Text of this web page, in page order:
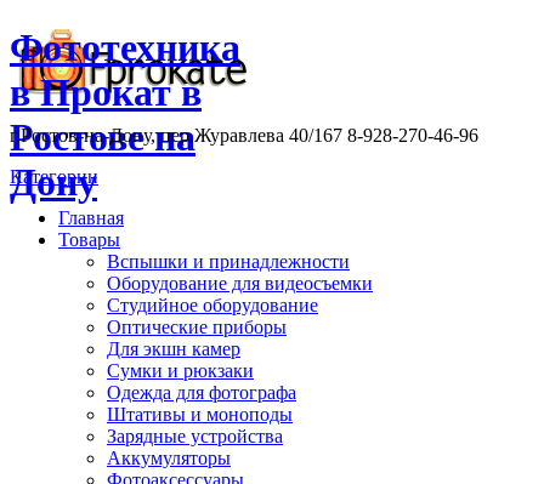
Фототехника
в Прокат в
Ростове на
Дону
г.Ростов-на-Дону, пер.Журавлева 40/167 8-928-270-46-96
Категории
Главная
Товары
Вспышки и принадлежности
Оборудование для видеосъемки
Студийное оборудование
Оптические приборы
Для экшн камер
Сумки и рюкзаки
Одежда для фотографа
Штативы и моноподы
Зарядные устройства
Аккумуляторы
Фотоаксессуары